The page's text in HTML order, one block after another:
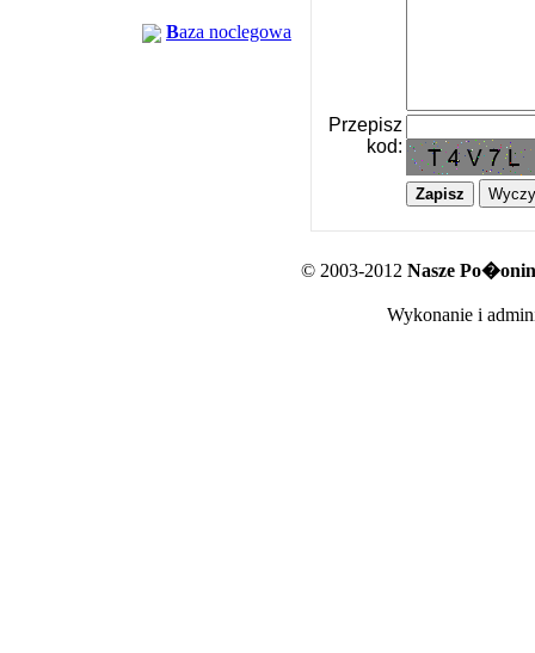
Baza noclegowa
Przepisz
kod:
© 2003-2012 Nasze
Wykonanie i